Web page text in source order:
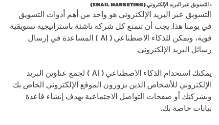
• التسويق عبر البريد الإلكتروني (EMAIL MARKETING)
التسويق عبر البريد الإلكتروني هو واحد من أهم أدوات التسويق
في يومنا هذا. يجب أن تتمتع كل شركة ناشئة باستراتيجية تسويقية
قوية، ويمكن للذكاء الاصطناعي ( AI ) المساعدة في إرسال
رسائل البريد الإلكتروني.
يمكنك استخدام الذكاء الاصطناعي ( AI ) لجمع عناوين البريد
الإلكتروني للأشخاص الذين يزورون الموقع الإلكتروني الخاص بك
وبشركتك أو صفحات التواصل الاجتماعية بهدف إنشاء قاعدة
بيانات خاصة بك.